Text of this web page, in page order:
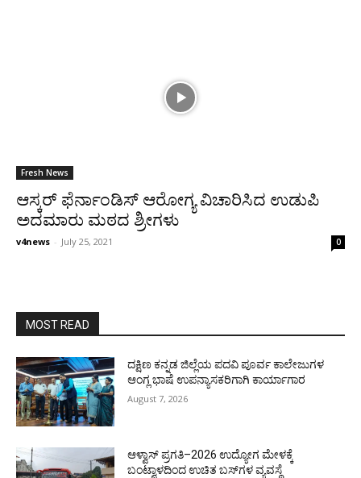
Fresh News
ಆಸ್ಕರ್ ಫೆರ್ನಾಂಡಿಸ್ ಆರೋಗ್ಯ ವಿಚಾರಿಸಿದ ಉಡುಪಿ
ಅದಮಾರು ಮಠದ ಶ್ರೀಗಳು
v4news - July 25, 2021 0
MOST READ
ದಕ್ಷಿಣ ಕನ್ನಡ ಜಿಲ್ಲೆಯ ಪದವಿ ಪೂರ್ವ ಕಾಲೇಜುಗಳ
ಆಂಗ್ಲ ಭಾಷೆ ಉಪನ್ಯಾಸಕರಿಗಾಗಿ ಕಾರ್ಯಾಗಾರ
August 7, 2026
ಆಳ್ವಾಸ್ ಪ್ರಗತಿ–2026 ಉದ್ಯೋಗ ಮೇಳಕ್ಕೆ
ಬಂಟ್ವಾಳದಿಂದ ಉಚಿತ ಬಸ್‌ಗಳ ವ್ಯವಸ್ಥೆ